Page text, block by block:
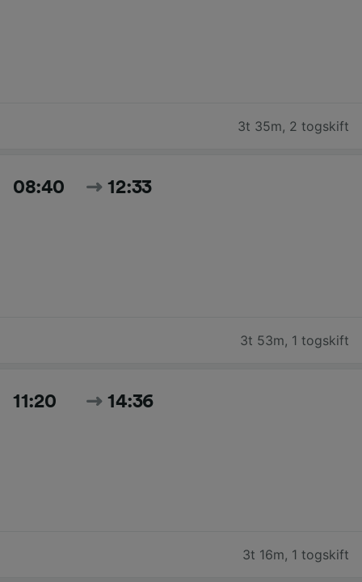
3t 35m, 2 togskift
08:40 12:33
3t 53m, 1 togskift
11:20 14:36
3t 16m, 1 togskift